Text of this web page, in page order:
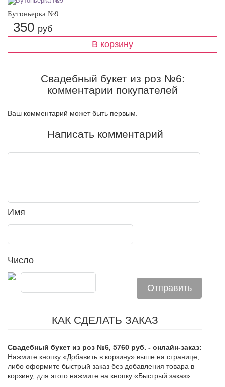
Бутоньерка №9
350 руб
Свадебный букет из роз №6:
комментарии покупателей
Ваш комментарий может быть первым.
Написать комментарий
Имя
Число
КАК СДЕЛАТЬ ЗАКАЗ
Свадебный букет из роз №6, 5760 руб. - онлайн-заказ:
Нажмите кнопку «Добавить в корзину» выше на странице,
либо оформите быстрый заказ без добавления товара в
корзину, для этого нажмите на кнопку «Быстрый заказ».